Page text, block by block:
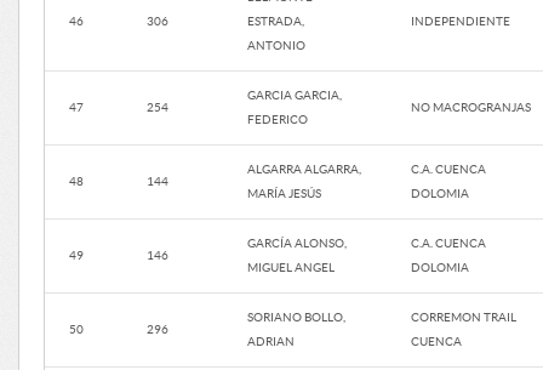
46 306
ESTRADA,
ANTONIO
INDEPENDIENTE
47 254
GARCIA GARCIA,
FEDERICO
NO MACROGRANJAS
48 144
ALGARRA ALGARRA,
MARÍA JESÚS
C.A. CUENCA
DOLOMIA
49 146
GARCÍA ALONSO,
MIGUEL ANGEL
C.A. CUENCA
DOLOMIA
50 296
SORIANO BOLLO,
ADRIAN
CORREMON TRAIL
CUENCA